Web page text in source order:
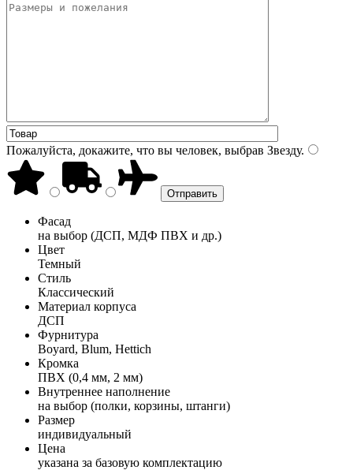
Пожалуйста, докажите, что вы человек, выбрав Звезду.
Фасад
на выбор (ДСП, МДФ ПВХ и др.)
Цвет
Темный
Стиль
Классический
Материал корпуса
ДСП
Фурнитура
Boyard, Blum, Hettich
Кромка
ПВХ (0,4 мм, 2 мм)
Внутреннее наполнение
на выбор (полки, корзины, штанги)
Размер
индивидуальный
Цена
указана за базовую комплектацию